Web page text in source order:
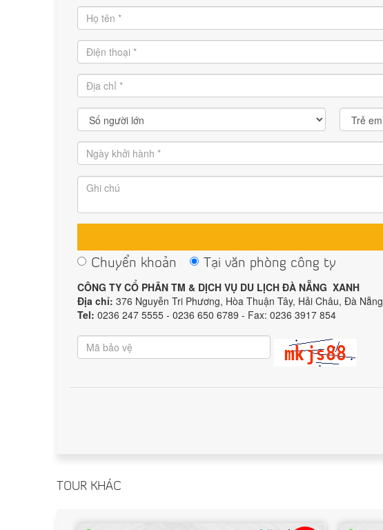
Chuyển khoản
Tại văn phòng công ty
CÔNG TY CỔ PHÂN TM & DỊCH VỤ DU LỊCH ĐÀ NẴNG XANH
Địa chỉ: 376 Nguyễn Tri Phương, Hòa Thuận Tây, Hải Châu, Đà Nẵng
Tel: 0236 247 5555 - 0236 650 6789 - Fax: 0236 3917 854
TOUR KHÁC